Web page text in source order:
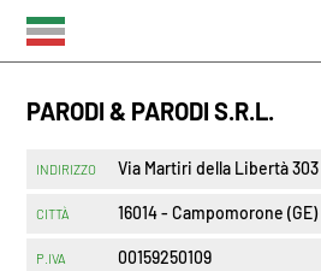
PARODI & PARODI S.R.L.
INDIRIZZO Via Martiri della Libertà 303
CITTÀ 16014 - Campomorone (GE)
P.IVA 00159250109